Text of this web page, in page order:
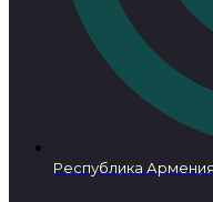
Республика